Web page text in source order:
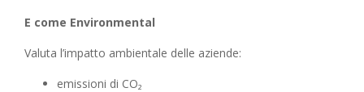
E come Environmental
Valuta l’impatto ambientale delle aziende:
emissioni di CO₂